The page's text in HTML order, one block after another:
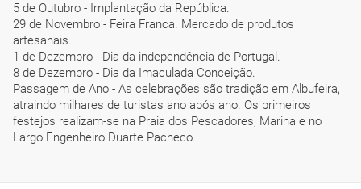
5 de Outubro - Implantação da República.
29 de Novembro - Feira Franca. Mercado de produtos
artesanais.
1 de Dezembro - Dia da independência de Portugal.
8 de Dezembro - Dia da Imaculada Conceição.
Passagem de Ano - As celebrações são tradição em Albufeira,
atraindo milhares de turistas ano após ano. Os primeiros
festejos realizam-se na Praia dos Pescadores, Marina e no
Largo Engenheiro Duarte Pacheco.